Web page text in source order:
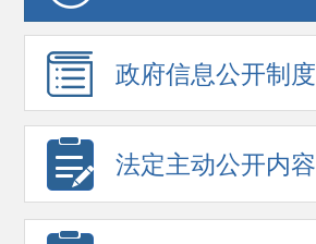
政府信息公开制度
法定主动公开内容